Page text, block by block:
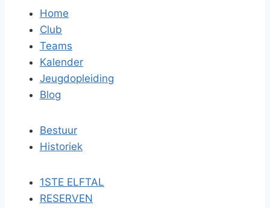
Home
Club
Teams
Kalender
Jeugdopleiding
Blog
Bestuur
Historiek
1STE ELFTAL
RESERVEN